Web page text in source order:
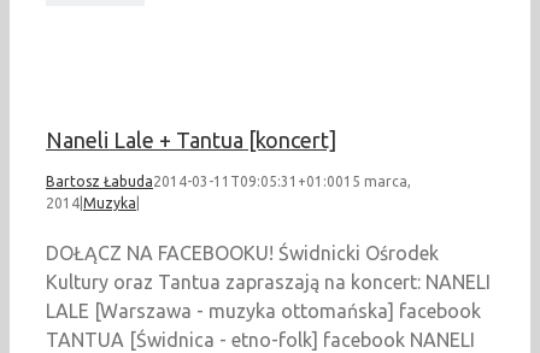
Naneli Lale + Tantua [koncert]
Bartosz Łabuda2014-03-11T09:05:31+01:0015 marca,
2014 Muzyka
DOŁĄCZ NA FACEBOOKU! Świdnicki Ośrodek
Kultury oraz Tantua zapraszają na koncert: NANELI
LALE [Warszawa - muzyka ottomańska] facebook
TANTUA [Świdnica - etno-folk] facebook NANELI